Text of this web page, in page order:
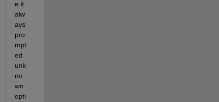
e it
alw
ays
pro
mpt
ed
unk
no
wn
opti